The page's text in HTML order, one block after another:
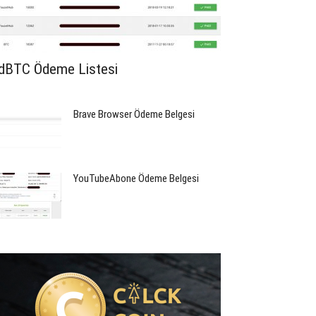
Ödeme Listesi
Brave Browser Ödeme Belgesi
YouTubeAbone Ödeme Belgesi